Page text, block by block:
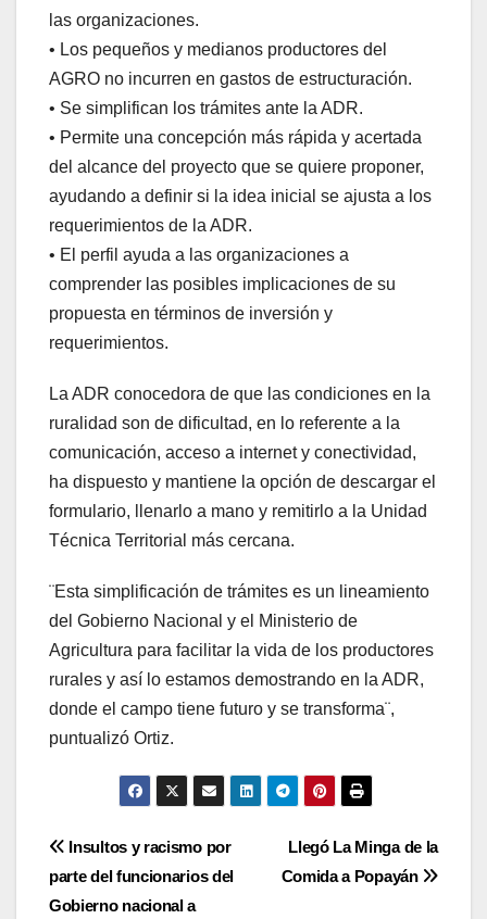
las organizaciones.
• Los pequeños y medianos productores del
AGRO no incurren en gastos de estructuración.
• Se simplifican los trámites ante la ADR.
• Permite una concepción más rápida y acertada
del alcance del proyecto que se quiere proponer,
ayudando a definir si la idea inicial se ajusta a los
requerimientos de la ADR.
• El perfil ayuda a las organizaciones a
comprender las posibles implicaciones de su
propuesta en términos de inversión y
requerimientos.
La ADR conocedora de que las condiciones en la
ruralidad son de dificultad, en lo referente a la
comunicación, acceso a internet y conectividad,
ha dispuesto y mantiene la opción de descargar el
formulario, llenarlo a mano y remitirlo a la Unidad
Técnica Territorial más cercana.
¨Esta simplificación de trámites es un lineamiento
del Gobierno Nacional y el Ministerio de
Agricultura para facilitar la vida de los productores
rurales y así lo estamos demostrando en la ADR,
donde el campo tiene futuro y se transforma¨,
puntualizó Ortiz.
Navegación
de
Llegó La Minga de la
Comida a Popayán
Insultos y racismo por
parte del funcionarios del
Gobierno nacional a